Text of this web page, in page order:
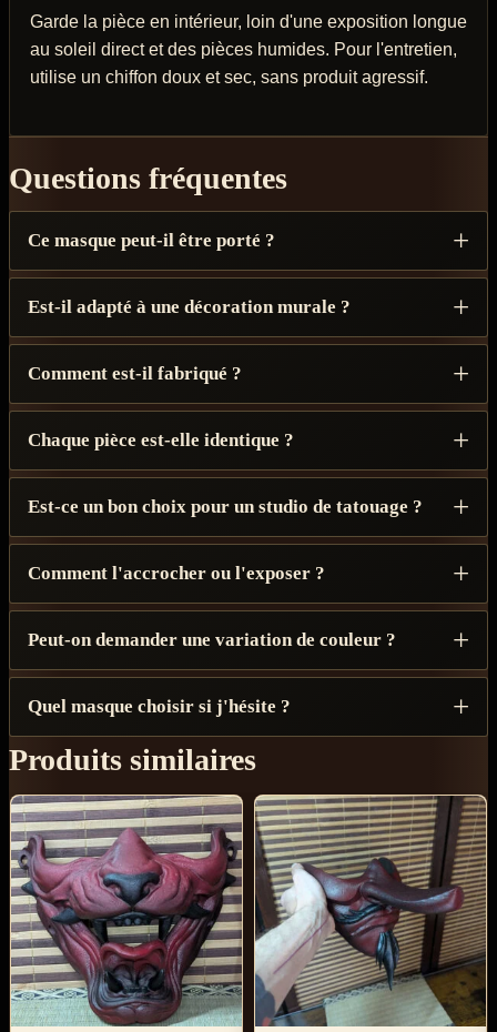
Garde la pièce en intérieur, loin d'une exposition longue
au soleil direct et des pièces humides. Pour l'entretien,
utilise un chiffon doux et sec, sans produit agressif.
Questions fréquentes
Ce masque peut-il être porté ?
Est-il adapté à une décoration murale ?
Comment est-il fabriqué ?
Chaque pièce est-elle identique ?
Est-ce un bon choix pour un studio de tatouage ?
Comment l'accrocher ou l'exposer ?
Peut-on demander une variation de couleur ?
Quel masque choisir si j'hésite ?
Produits similaires